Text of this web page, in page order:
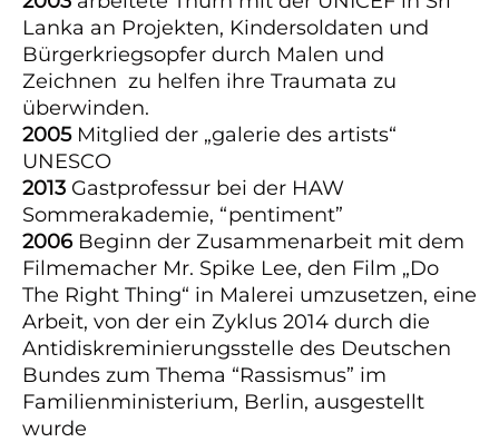
Lanka an Projekten, Kindersoldaten und
Bürgerkriegsopfer durch Malen und
Zeichnen zu helfen ihre Traumata zu
überwinden.
2005 Mitglied der „galerie des artists“
UNESCO
2013 Gastprofessur bei der HAW
Sommerakademie, “pentiment”
2006 Beginn der Zusammenarbeit mit dem
Filmemacher Mr. Spike Lee, den Film „Do
The Right Thing“ in Malerei umzusetzen, eine
Arbeit, von der ein Zyklus 2014 durch die
Antidiskreminierungsstelle des Deutschen
Bundes zum Thema “Rassismus” im
Familienministerium, Berlin, ausgestellt
wurde